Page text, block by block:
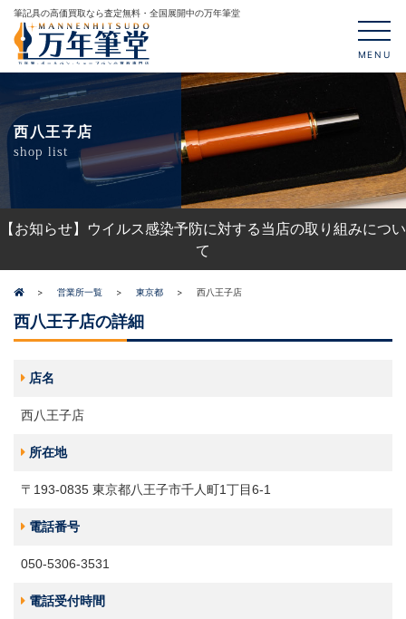
筆記具の高価買取なら査定無料・全国展開中の万年筆堂
MENU
西八王子店
shop list
【お知らせ】ウイルス感染予防に対する当店の取り組みについ
て
営業所一覧 東京都 西八王子店
西八王子店の詳細
店名
西八王子店
所在地
〒193-0835 東京都八王子市千人町1丁目6-1
電話番号
050-5306-3531
電話受付時間